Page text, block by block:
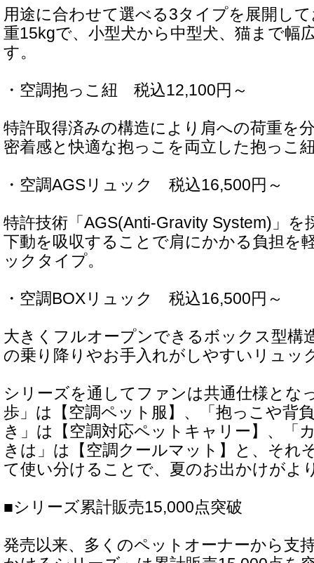
用途に合わせて選べる3タイプを展開し
重15kgで、小型犬から中型犬、猫まで幅
す。
・空調抱っこ紐 税込12,100円～
特許取得済みの構造により肩への荷重を
密着感と快適な抱っこを両立した抱っこ
・空調AGSリュック 税込16,500円～
特許技術「AGS(Anti-Gravity System)」を
下動を吸収することで肩にかかる負担を
ックタイプ。
・空調BOXリュック 税込16,500円～
大きくフルオープンできるボックス型構
の乗り降りやお手入れがしやすいリュッ
シリーズを通してファンは共通仕様とな
歩」は【空調ペット服】、「抱っこや背
き」は【空調対応ペットキャリー】、「
きは」は【空調クールマット】と、それ
て使い分けることで、夏のお出かけがよ
■シリーズ累計販売15,000点突破
発売以来、多くのペットオーナーから支